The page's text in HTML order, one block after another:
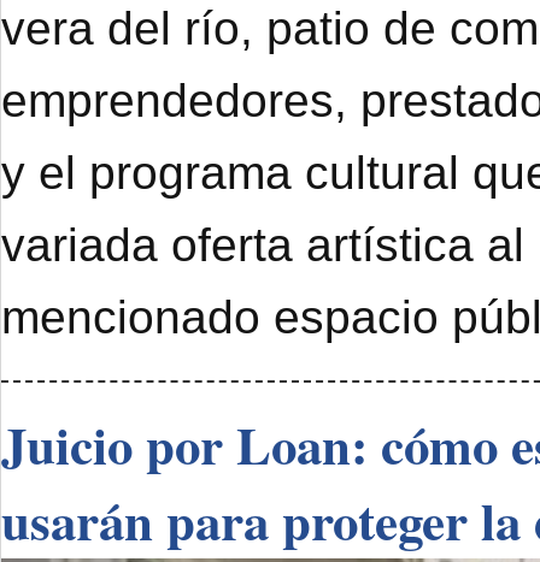
vera del río, patio de
emprendedores,
y el programa cultural
variada oferta artística
mencionado espacio
Juicio por Loan: cómo
usarán para proteger